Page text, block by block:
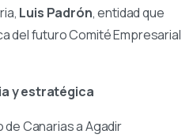
Luis Padrón, entidad que
del futuro Comité Empresarial
y estratégica
Canarias a Agadir